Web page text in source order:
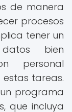
de manera
procesos
tener un
bien
personal
tareas.
programa
que incluya